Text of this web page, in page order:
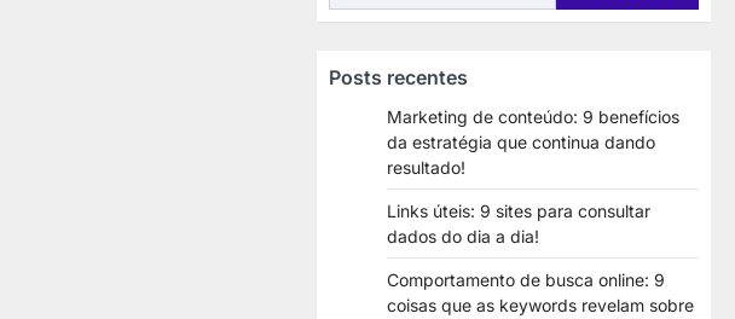
Posts recentes
Marketing de conteúdo: 9 benefícios
da estratégia que continua dando
resultado!
Links úteis: 9 sites para consultar
dados do dia a dia!
Comportamento de busca online: 9
coisas que as keywords revelam sobre